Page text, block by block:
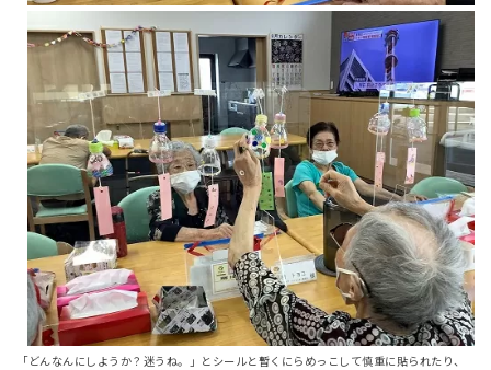
「どんなんにしようか？迷うね。」とシールと暫くにらめっこして慎重に貼られたり、